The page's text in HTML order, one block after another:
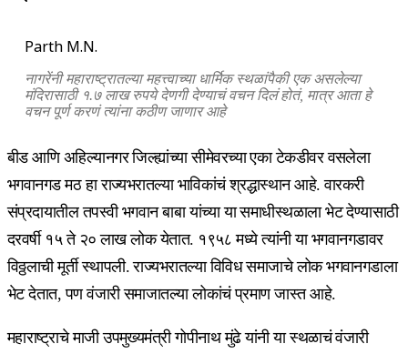
Parth M.N.
नागरेंनी महाराष्ट्रातल्या महत्त्वाच्या धार्मिक स्थळांपैकी एक असलेल्या
मंदिरासाठी १.७ लाख रुपये देणगी देण्याचं वचन दिलं होतं, मात्र आता हे
वचन पूर्ण करणं त्यांना कठीण जाणार आहे
बीड आणि अहिल्यानगर जिल्ह्यांच्या सीमेवरच्या एका टेकडीवर वसलेला
भगवानगड मठ हा राज्यभरातल्या भाविकांचं श्रद्धास्थान आहे. वारकरी
संप्रदायातील तपस्वी भगवान बाबा यांच्या या समाधीस्थळाला भेट देण्यासाठी
दरवर्षी १५ ते २० लाख लोक येतात. १९५८ मध्ये त्यांनी या भगवानगडावर
विठ्ठलाची मूर्ती स्थापली. राज्यभरातल्या विविध समाजाचे लोक भगवानगडाला
भेट देतात, पण वंजारी समाजातल्या लोकांचं प्रमाण जास्त आहे.
महाराष्ट्राचे माजी उपमुख्यमंत्री गोपीनाथ मुंढे यांनी या स्थळाचं वंजारी